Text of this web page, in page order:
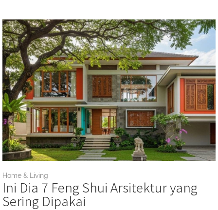
Home & Living
Ini Dia 7 Feng Shui Arsitektur yang
Sering Dipakai